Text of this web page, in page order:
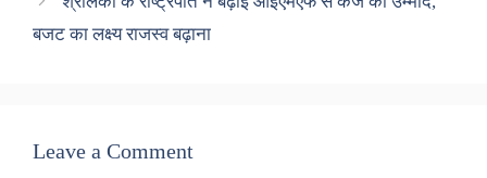
बजट का लक्ष्य राजस्व बढ़ाना
Leave a Comment